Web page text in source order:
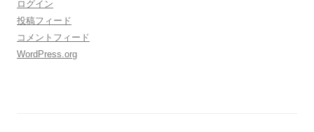
ログイン
投稿フィード
コメントフィード
WordPress.org